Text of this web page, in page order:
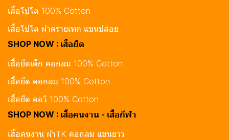
เสื้อโปโล 100% Cotton
เสื้อโปโล ผ้าดรายเทค แขนปล่อย
SHOP NOW : เสื้อยืด
เสื้อยืดเด็ก คอกลม 100% Cotton
เสื้อยืด คอกลม 100% Cotton
เสื้อยืด คอวี 100% Cotton
SHOP NOW : เสื้อคนงาน - เสื้อกีฬา
เสื้อคนงาน ผ้าTK คอกลม แขนยาว